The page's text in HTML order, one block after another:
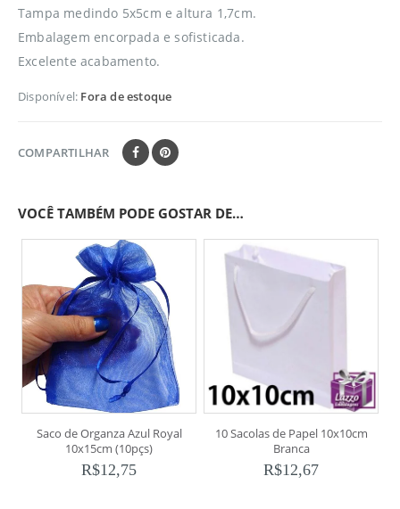
Tampa medindo 5x5cm e altura 1,7cm.
Embalagem encorpada e sofisticada.
Excelente acabamento.
Disponível: Fora de estoque
COMPARTILHAR
VOCÊ TAMBÉM PODE GOSTAR DE…
Saco de Organza Azul Royal
10x15cm (10pçs)
R$12,75
10 Sacolas de Papel 10x10cm
Branca
R$12,67